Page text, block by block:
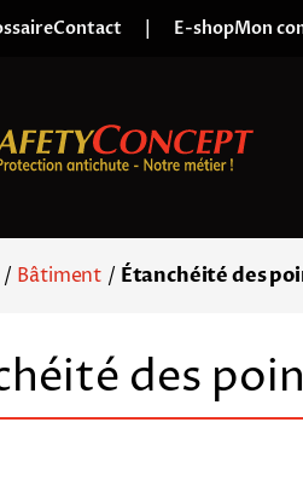
Contact E-shopMon
/ Bâtiment / Étanchéité des
des